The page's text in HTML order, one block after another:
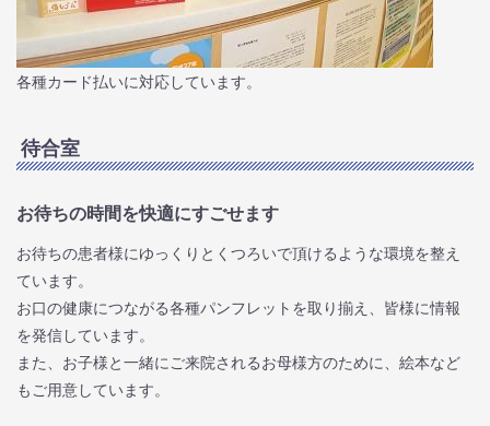
各種カード払いに対応しています。
待合室
お待ちの時間を快適にすごせます
お待ちの患者様にゆっくりとくつろいで頂けるような環境を整え
ています。
お口の健康につながる各種パンフレットを取り揃え、皆様に情報
を発信しています。
また、お子様と一緒にご来院されるお母様方のために、絵本など
もご用意しています。